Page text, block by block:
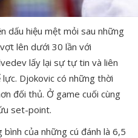
dấu hiệu mệt mỏi sau những
lên dưới 30 lần với
lấy lại sự tự tin và liên
Djokovic có những thời
đối thủ. Ở game cuối cùng
set-point.
của những cú đánh là 6,5